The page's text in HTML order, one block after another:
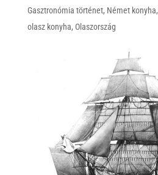
A
p
o
o
Gasztronómia történet, Német konyha,
olasz konyha, Olaszország